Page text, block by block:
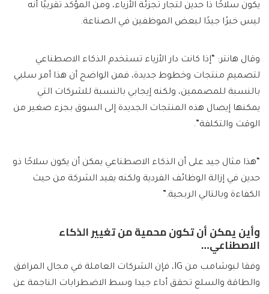
يكون سلاحًا ذا حدين لتجار تجزئة الأزياء، ومن المؤكد تقريبًا أنه
ليس خبرًا جيدًا لبعض الموظفين في الصناعة.
وقال هانتر: “إذا كانت دار الأزياء تستخدم الذكاء الاصطناعي
لتصميم منتجات وخطوط جديدة، فمن الواضح أن هذا أمر سلبي
بالنسبة للمصممين، ولكنه إيجابي بالنسبة للشركات التي
يمكنها إيصال هذه المنتجات الجديدة إلى السوق بجزء صغير من
الوقت والتكلفة”.
“هذا مثال جيد على أن الذكاء الاصطناعي يمكن أن يكون سلاحًا ذو
حدين في إزالة الوظائف الفردية ولكنه يفيد الشركة من حيث
الكفاءة وبالتالي الربحية.”
وأين يمكن أن تكون محمية من تغيير الذكاء
الاصطناعي…
وفقا لبوشامب من IG، فإن الشركات العاملة في مجال المرافق
والطاقة والسلع تحقق أداء جيدا وسط الاضطرابات الناجمة عن